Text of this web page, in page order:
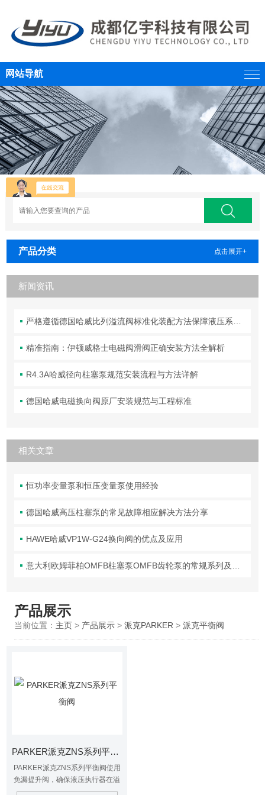
网站导航
产品分类 点击展开+
新闻资讯
严格遵循德国哈威比列溢流阀标准化装配方法保障液压系统压力调控精准可靠
精准指南：伊顿威格士电磁阀滑阀正确安装方法全解析
R4.3A哈威径向柱塞泵规范安装流程与方法详解
德国哈威电磁换向阀原厂安装规范与工程标准
相关文章
恒功率变量泵和恒压变量泵使用经验
德国哈威高压柱塞泵的常见故障相应解决方法分享
HAWE哈威VP1W-G24换向阀的优点及应用
意大利欧姆菲柏OMFB柱塞泵OMFB齿轮泵的常规系列及应用领域
产品展示
当前位置： 主页> 产品展示> 派克PARKER> 派克平衡阀
PARKER派克ZNS系列平衡阀
PARKER派克ZNS系列平衡阀使用
免漏提升阀，确保液压执行器在溢
流时可靠、平稳地运行。输入流导